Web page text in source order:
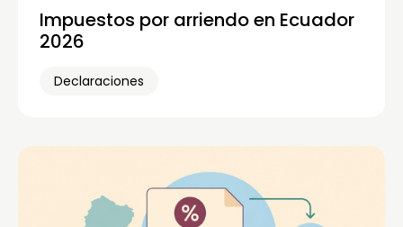
Impuestos por arriendo en Ecuador
2026
Declaraciones